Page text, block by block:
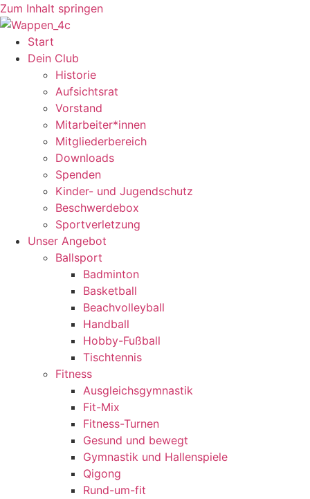
Zum Inhalt springen
Start
Dein Club
Historie
Aufsichtsrat
Vorstand
Mitarbeiter*innen
Mitgliederbereich
Downloads
Spenden
Kinder- und Jugendschutz
Beschwerdebox
Sportverletzung
Unser Angebot
Ballsport
Badminton
Basketball
Beachvolleyball
Handball
Hobby-Fußball
Tischtennis
Fitness
Ausgleichsgymnastik
Fit-Mix
Fitness-Turnen
Gesund und bewegt
Gymnastik und Hallenspiele
Qigong
Rund-um-fit